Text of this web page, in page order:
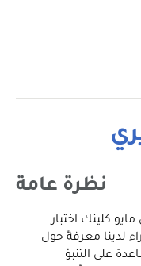
نظرة عامة
كلينك اختبار
لدينا معرفةً حول
على التنبؤ